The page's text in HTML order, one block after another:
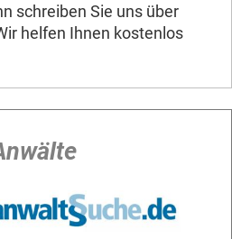
schreiben Sie uns über
helfen Ihnen kostenlos